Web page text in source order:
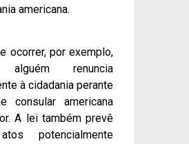
americana.
ocorrer, por exemplo,
alguém renuncia
à cidadania perante
consular americana
A lei também prevê
potencialmente